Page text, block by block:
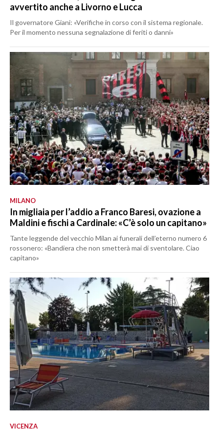
avvertito anche a Livorno e Lucca
Il governatore Giani: «Verifiche in corso con il sistema regionale.
Per il momento nessuna segnalazione di feriti o danni»
MILANO
In migliaia per l’addio a Franco Baresi, ovazione a
Maldini e fischi a Cardinale: «C’è solo un capitano»
Tante leggende del vecchio Milan ai funerali dell’eterno numero 6
rossonero: «Bandiera che non smetterà mai di sventolare. Ciao
capitano»
VICENZA